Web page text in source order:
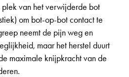
plek van het verwijderde bot
om bot-op-bot contact te
neemt de pijn weg en
maar het herstel duurt
maximale knijpkracht van de